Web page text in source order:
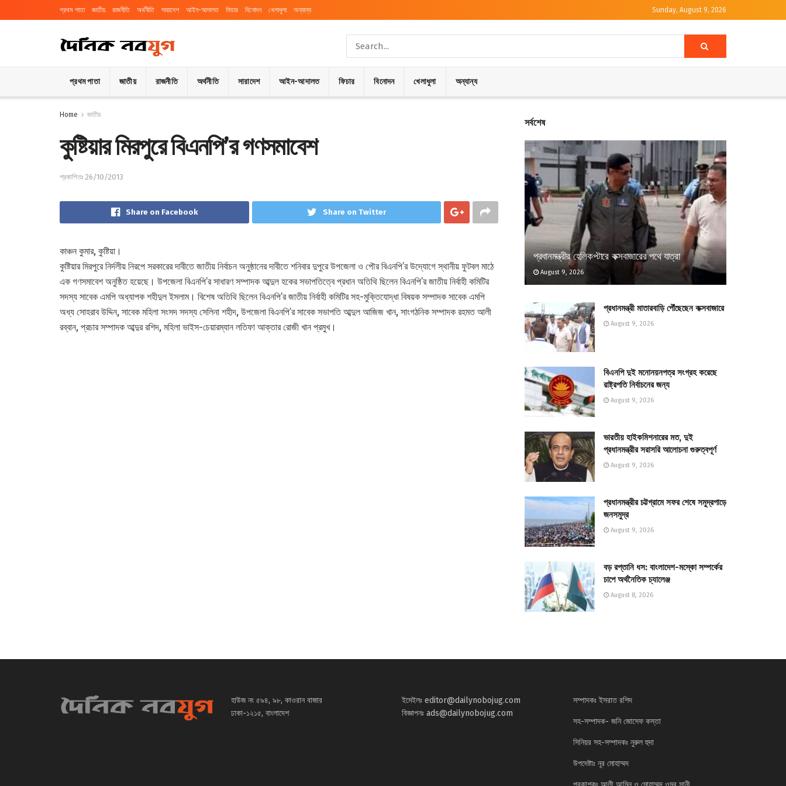
প্রথম পাতা জাতীয় রাজনীতি অর্থনীতি সারাদেশ আইন-আদালত ফিচার বিনোদন খেলাধুলা অন্যান্য Sunday, August 9, 2026
প্রথম পাতা জাতীয় রাজনীতি অর্থনীতি সারাদেশ আইন-আদালত ফিচার বিনোদন খেলাধুলা অন্যান্য
Home জাতীয়
কুষ্টিয়ার মিরপুরে বিএনপি’র গণসমাবেশ
প্রকাশিতঃ 26/10/2013
Share on Facebook Share on Twitter
কাঞ্চন কুমার, কুষ্টিয়া।
কুষ্টিয়ার মিরপুরে নির্দলীয় নিরপে সরকারের দাবীতে জাতীয় নির্বাচন অনুষ্ঠানের দাবীতে শনিবার দুপুরে উপজেলা ও পৌর বিএনপি’র উদ্যোগে স্থানীয় ফুটবল মাঠে
এক গণসমাবেশ অনুষ্ঠিত হয়েছে। উপজেলা বিএনপি’র সাধারণ সম্পাদক আব্দুল হকের সভাপতিত্বে প্রধান অতিথি ছিলেন বিএনপি’র জাতীয় নির্বাহী কমিটির
সদস্য সাবেক এমপি অধ্যাপক শহীদুল ইসলাম। বিশেষ অতিথি ছিলেন বিএনপি’র জাতীয় নির্বাহী কমিটির সহ-মুক্তিযোদ্ধা বিষয়ক সম্পাদক সাবেক এমপি
অধ্য সোহরাব উদ্দিন, সাবেক মহিলা সংসদ সদস্য সেলিনা শহীদ, উপজেলা বিএনপি’র সাবেক সভাপতি আব্দুল আজিজ খান, সাংগঠনিক সম্পাদক রহমত আলী
রব্বান, প্রচার সম্পাদক আব্দুর রশিদ, মহিলা ভাইস-চেয়ারম্যান লতিফা আক্তার রোজী খান প্রমুখ।
সর্বশেষ
প্রধানমন্ত্রীর হেলিকপ্টারে কক্সবাজারের পথে যাত্রা
August 9, 2026
প্রধানমন্ত্রী মাতারবাড়ি পৌঁছেছেন কক্সবাজারে
August 9, 2026
বিএনপি দুই মনোনয়নপত্র সংগ্রহ করেছে
রাষ্ট্রপতি নির্বাচনের জন্য
August 9, 2026
ভারতীয় হাইকমিশনারের মত, দুই
প্রধানমন্ত্রীর সরাসরি আলোচনা গুরুত্বপূর্ণ
August 9, 2026
প্রধানমন্ত্রীর চট্টগ্রামে সফর শেষে সমুদ্রপাড়ে
জনসমুদ্র
August 9, 2026
বড় রপ্তানি ধস: বাংলাদেশ-মস্কো সম্পর্কের
চাপে অর্থনৈতিক চ্যালেঞ্জ
August 8, 2026
হাউজ নং ৫৯৪, ৯৮, কাওরান বাজার
ঢাকা-১২১৫, বাংলাদেশ
ইমেইলঃ editor@dailynobojug.com
বিজ্ঞাপনঃ ads@dailynobojug.com
সম্পাদকঃ ইসরাত রশিদ
সহ-সম্পাদক- জনি জোসেফ কস্তা
সিনিয়র সহ-সম্পাদকঃ নুরুল হুদা
উপদেষ্টাঃ নূর মোহাম্মদ